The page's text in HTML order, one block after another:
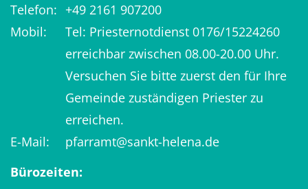
Telefon: +49 2161 907200
Mobil:
Tel: Priesternotdienst 0176/15224260
erreichbar zwischen 08.00-20.00 Uhr.
Versuchen Sie bitte zuerst den für Ihre
Gemeinde zuständigen Priester zu
erreichen.
E-Mail:
pfarramt@sankt-helena.de
Bürozeiten: